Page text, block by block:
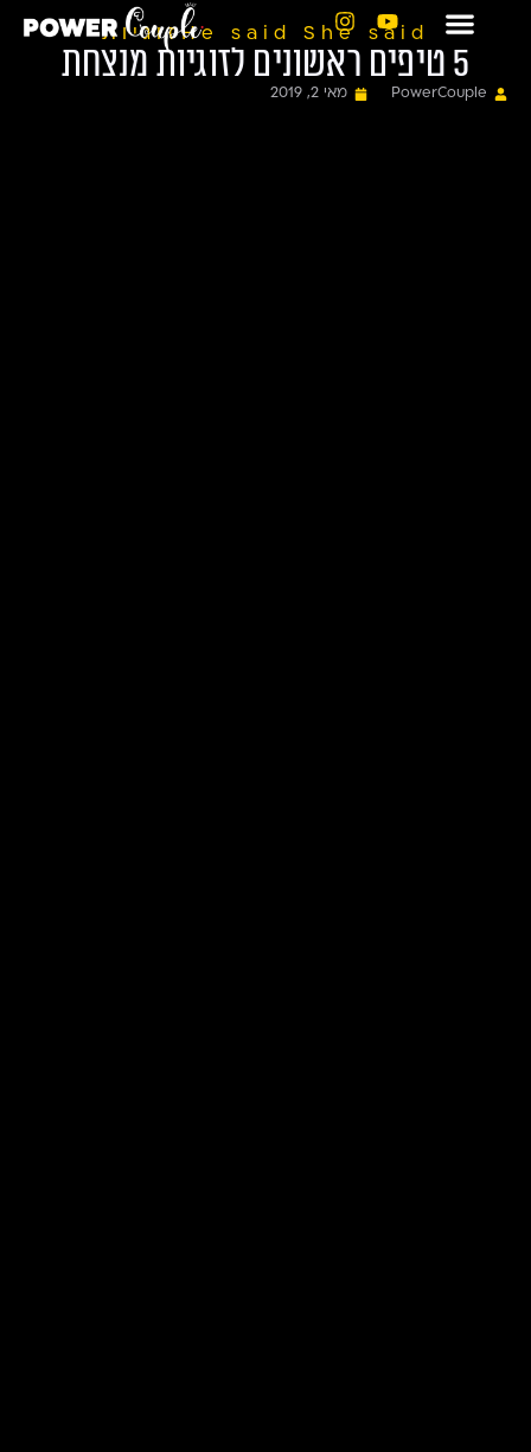
He said She saidזוגיות
5 טיפים ראשונים לזוגיות מנצחת
PowerCouple מאי 2, 2019